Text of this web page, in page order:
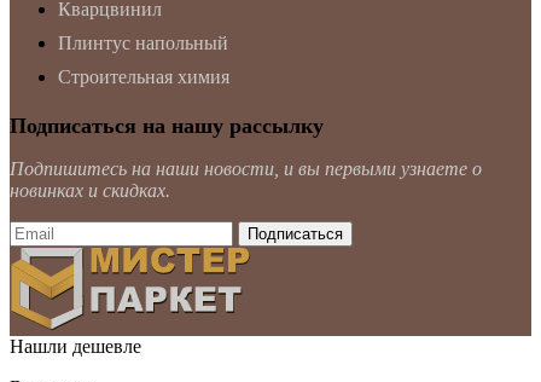
Кварцвинил
Плинтус напольный
Строительная химия
Подписаться на нашу рассылку
Подпишитесь на наши новости, и вы первыми узнаете о
новинках и скидках.
Нашли дешевле